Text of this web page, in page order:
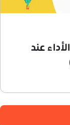
في الأداء عند